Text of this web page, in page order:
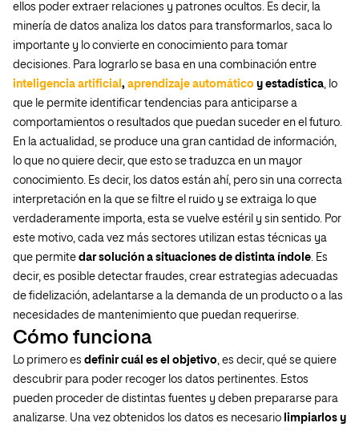
ellos poder extraer relaciones y patrones ocultos. Es decir, la
minería de datos analiza los datos para transformarlos, saca lo
importante y lo convierte en conocimiento para tomar
decisiones. Para lograrlo se basa en una combinación entre
inteligencia artificial , aprendizaje automático y estadística, lo
que le permite identificar tendencias para anticiparse a
comportamientos o resultados que puedan suceder en el futuro.
En la actualidad, se produce una gran cantidad de información,
lo que no quiere decir, que esto se traduzca en un mayor
conocimiento. Es decir, los datos están ahí, pero sin una correcta
interpretación en la que se filtre el ruido y se extraiga lo que
verdaderamente importa, esta se vuelve estéril y sin sentido. Por
este motivo, cada vez más sectores utilizan estas técnicas ya
que permite dar solución a situaciones de distinta índole. Es
decir, es posible detectar fraudes, crear estrategias adecuadas
de fidelización, adelantarse a la demanda de un producto o a las
necesidades de mantenimiento que puedan requerirse.
Cómo funciona
Lo primero es definir cuál es el objetivo, es decir, qué se quiere
descubrir para poder recoger los datos pertinentes. Estos
pueden proceder de distintas fuentes y deben prepararse para
analizarse. Una vez obtenidos los datos es necesario limpiarlos y